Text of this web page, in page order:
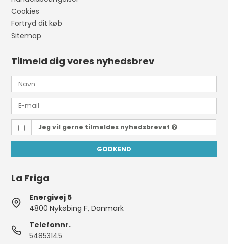
Cookies
Fortryd dit køb
Sitemap
Tilmeld dig vores nyhedsbrev
Jeg vil gerne tilmeldes nyhedsbrevet
GODKEND
La Friga
Energivej 5
4800 Nykøbing F, Danmark
Telefonnr.
54853145